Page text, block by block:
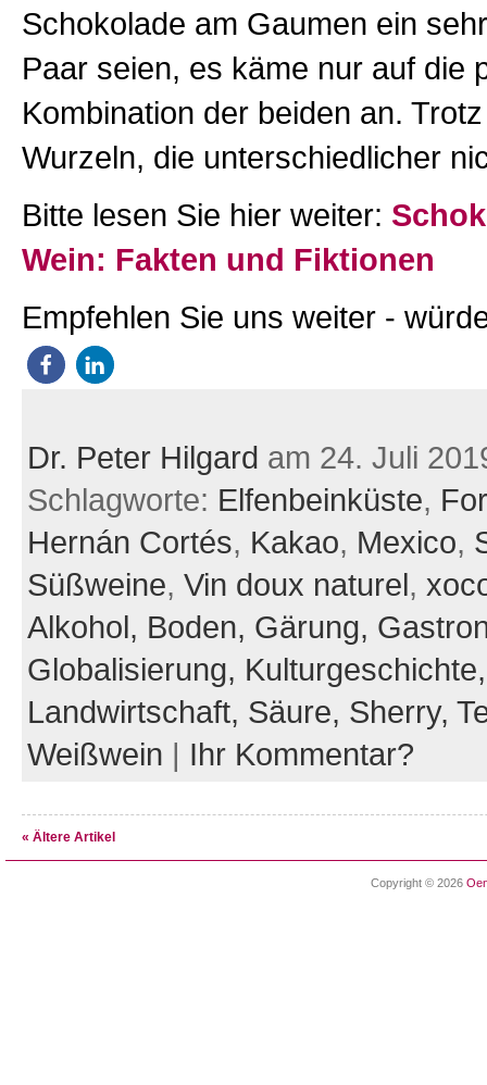
Schokolade am Gaumen ein
Paar seien, es käme nur auf die
Kombination der beiden an.
Wurzeln, die unterschiedlicher
Bitte lesen Sie hier weiter:
Wein: Fakten und Fiktionen
Empfehlen Sie uns weiter -
Dr. Peter Hilgard am 24. Juli
Schlagworte: Elfenbeinküste,
Hernán Cortés, Kakao, Mexico,
Süßweine, Vin doux naturel,
Alkohol, Boden, Gärung,
Globalisierung, Kulturgeschichte,
Landwirtschaft, Säure, Sherry,
Weißwein | Ihr Kommentar?
« Ältere Artikel
Copyright © 2026